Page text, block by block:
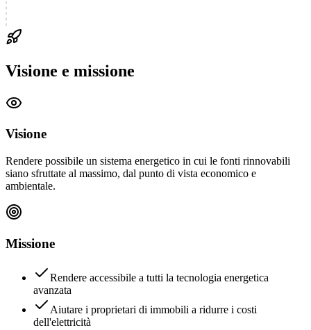
Visione e missione
Visione
Rendere possibile un sistema energetico in cui le fonti rinnovabili
siano sfruttate al massimo, dal punto di vista economico e
ambientale.
Missione
Rendere accessibile a tutti la tecnologia energetica
avanzata
Aiutare i proprietari di immobili a ridurre i costi
dell'elettricità